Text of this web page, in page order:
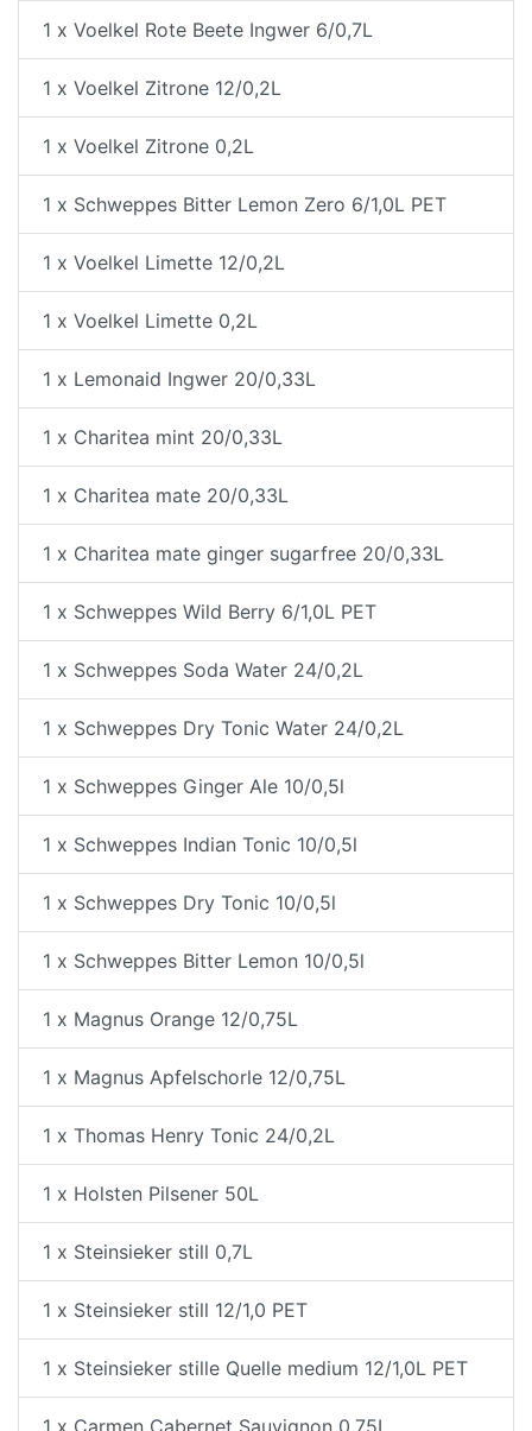
1 x Voelkel Rote Beete Ingwer 6/0,7L
1 x Voelkel Zitrone 12/0,2L
1 x Voelkel Zitrone 0,2L
1 x Schweppes Bitter Lemon Zero 6/1,0L PET
1 x Voelkel Limette 12/0,2L
1 x Voelkel Limette 0,2L
1 x Lemonaid Ingwer 20/0,33L
1 x Charitea mint 20/0,33L
1 x Charitea mate 20/0,33L
1 x Charitea mate ginger sugarfree 20/0,33L
1 x Schweppes Wild Berry 6/1,0L PET
1 x Schweppes Soda Water 24/0,2L
1 x Schweppes Dry Tonic Water 24/0,2L
1 x Schweppes Ginger Ale 10/0,5l
1 x Schweppes Indian Tonic 10/0,5l
1 x Schweppes Dry Tonic 10/0,5l
1 x Schweppes Bitter Lemon 10/0,5l
1 x Magnus Orange 12/0,75L
1 x Magnus Apfelschorle 12/0,75L
1 x Thomas Henry Tonic 24/0,2L
1 x Holsten Pilsener 50L
1 x Steinsieker still 0,7L
1 x Steinsieker still 12/1,0 PET
1 x Steinsieker stille Quelle medium 12/1,0L PET
1 x Carmen Cabernet Sauvignon 0,75L